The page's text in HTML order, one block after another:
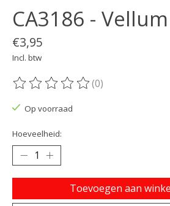
CA3186 - Vellum
€3,95
Incl. btw
De beoordeling van dit product is
(0)
Op voorraad
Hoeveelheid:
Toevoegen aan